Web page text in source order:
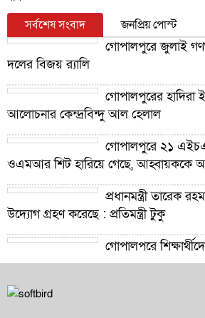
সর্বশেষ সংবাদ জনপ্রিয় পোস্ট
গোপালপুরে জুলাই
দলের বিজয় র‍্যালি
গোপালপুরের হাদিরা
আলোচনার কেন্দ্রবিন্দু আল হেলাল
গোপালপুরে ২১
ওএমআর শিট হারিয়ে গেছে, আহ্বায়ককে
প্রধানমন্ত্রী তারেক
উদ্যোগ গ্রহণ করেছে : প্রতিমন্ত্রী টুকু
গোপালপুরে
বিতরণ ও শ্রেষ্ঠ প্রধান শিক্ষকদের সংবর্ধনা